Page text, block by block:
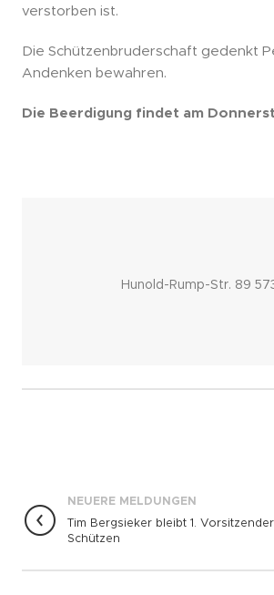
verstorben ist.
Die Schützenbruderschaft gedenkt
Andenken bewahren.
Die Beerdigung findet am
Hunold-Rump-Str. 89
NEUERE MELDUNGEN
Tim Bergsieker bleibt 1.
Schützen